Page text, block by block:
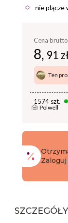
nie plącze
Cena brutto
8, 91
Ten
1574 szt.
Polwell
SZCZEGÓŁY